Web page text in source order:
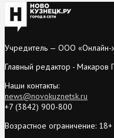
Учредитель — ООО «Онлайн-
Главный редактор - Макаров
Наши контакты:
news@novokuznetsk.ru
+7 (3842) 900-800
Возрастное ограничение: 18+